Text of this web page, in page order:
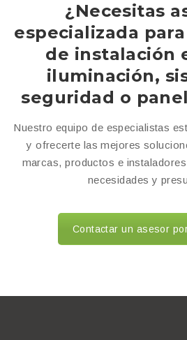
¿Necesitas
especializada
de instalación
iluminación,
seguridad o
Nuestro equipo de especialistas
y ofrecerte las mejores
marcas, productos e
necesidades y
Contactar un asesor